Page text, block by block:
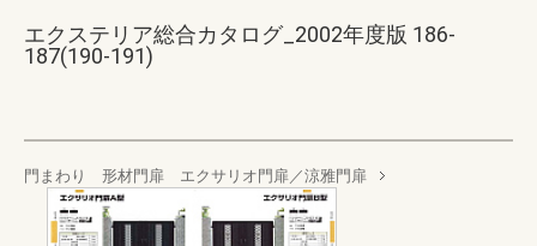
エクステリア総合カタログ_2002年度版 186-
187(190-191)
門まわり 形材門扉 エクサリオ門扉／涼雅門扉